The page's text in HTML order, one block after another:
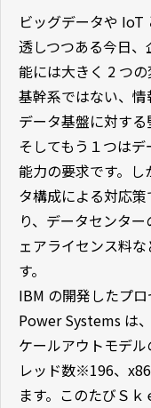
ビッグデータや IoT
透しつつある今日
能には大きく 2 つ
基幹系ではない、
データ基盤に対する
そしてもう１つは
能力の要求です。
タ構成による対応
り、データセンタ
ェアライセンス料
す。
IBM の開発したプ
Power Systems は
ケールアウトモデ
レッド数※196、
ます。このたびＳ